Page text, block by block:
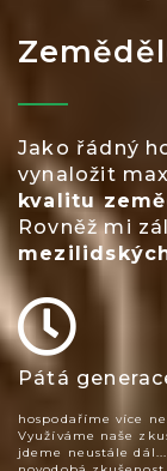
Jako řádný
vynaložit
kvalitu
Rovněž mi
Pátá
hospodaříme více
Využíváme naše
jdeme neustále